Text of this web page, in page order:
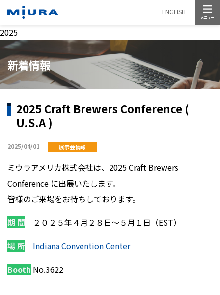
ENGLISH
2025
新着情報
2025 Craft Brewers Conference (
U.S.A )
2025/04/01 展示会情報
ミウラアメリカ株式会社は、2025 Craft Brewers
Conference に出展いたします。
皆様のご来場をお待ちしております。
期 間 ２０２５年４月２８日～５月１日（EST）
場 所
Indiana Convention Center
Booth No.3622